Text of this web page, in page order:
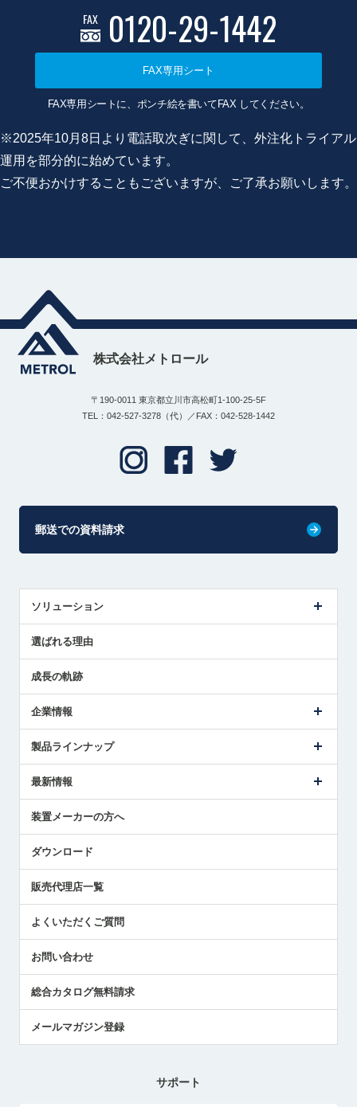
FAX 0120-29-1442
FAX専用シート
FAX専用シートに、ポンチ絵を書いてFAX してください。
※2025年10月8日より電話取次ぎに関して、外注化トライアル
運用を部分的に始めています。
ご不便おかけすることもございますが、ご了承お願いします。
株式会社メトロール
〒190-0011 東京都立川市高松町1-100-25-5F
TEL：042-527-3278（代）／FAX：042-528-1442
郵送での資料請求
ソリューション
解決策提案
選ばれる理由
成長の軌跡
企業情報
ごあいさつ
受賞履歴
採用情報
国/地域/言語
製品ラインナップ
ツールセッタ製品
エアマイクロセンサ製品
最新情報
メトロールの技術
社員ブログ
中小企業のBCP地震対策
センサのテクニカルガイド
社長ブログ
装置メーカーの方へ
ダウンロード
販売代理店一覧
よくいただくご質問
お問い合わせ
総合カタログ無料請求
メールマガジン登録
サポート